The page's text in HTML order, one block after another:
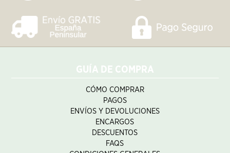
GUÍA DE COMPRA
CÓMO COMPRAR
PAGOS
ENVÍOS Y DEVOLUCIONES
ENCARGOS
DESCUENTOS
FAQS